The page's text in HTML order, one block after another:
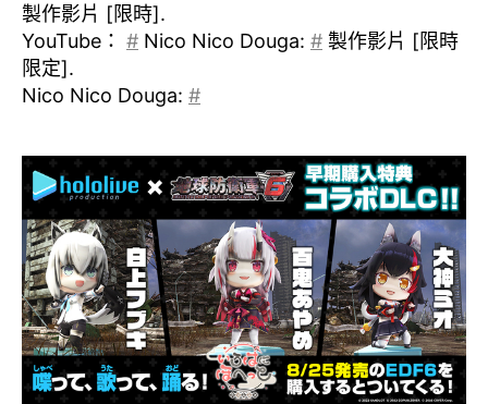
製作影片 [限時].
YouTube： # Nico Nico Douga: # 製作影片 [限時
限定].
Nico Nico Douga: #